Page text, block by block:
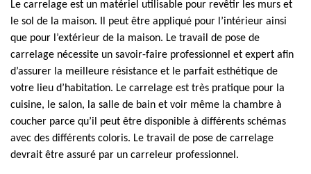
Le carrelage est un matériel utilisable pour revêtir les murs et
le sol de la maison. Il peut être appliqué pour l’intérieur ainsi
que pour l’extérieur de la maison. Le travail de pose de
carrelage nécessite un savoir-faire professionnel et expert afin
d’assurer la meilleure résistance et le parfait esthétique de
votre lieu d’habitation. Le carrelage est très pratique pour la
cuisine, le salon, la salle de bain et voir même la chambre à
coucher parce qu’il peut être disponible à différents schémas
avec des différents coloris. Le travail de pose de carrelage
devrait être assuré par un carreleur professionnel.